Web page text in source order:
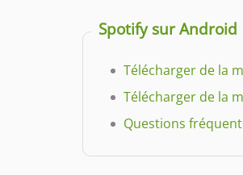
Spotify sur Android
Télécharger de la
Télécharger de la
Questions